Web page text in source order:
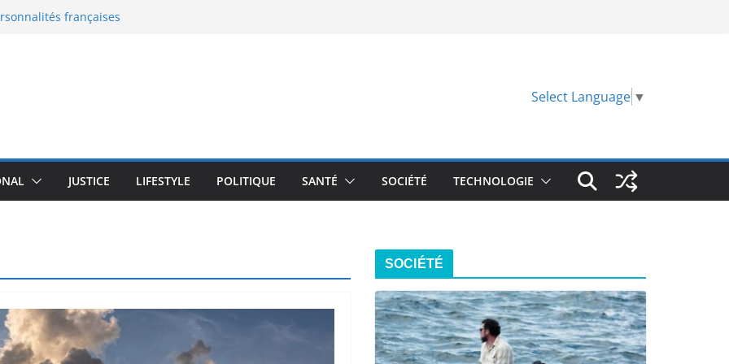
françaises
la nouvelle bataille de
l’enceinte active qui
de 100 000 $
Select Language ▼
JUSTICE LIFESTYLE POLITIQUE SANTÉ SOCIÉTÉ TECHNOLOGIE
SOCIÉTÉ